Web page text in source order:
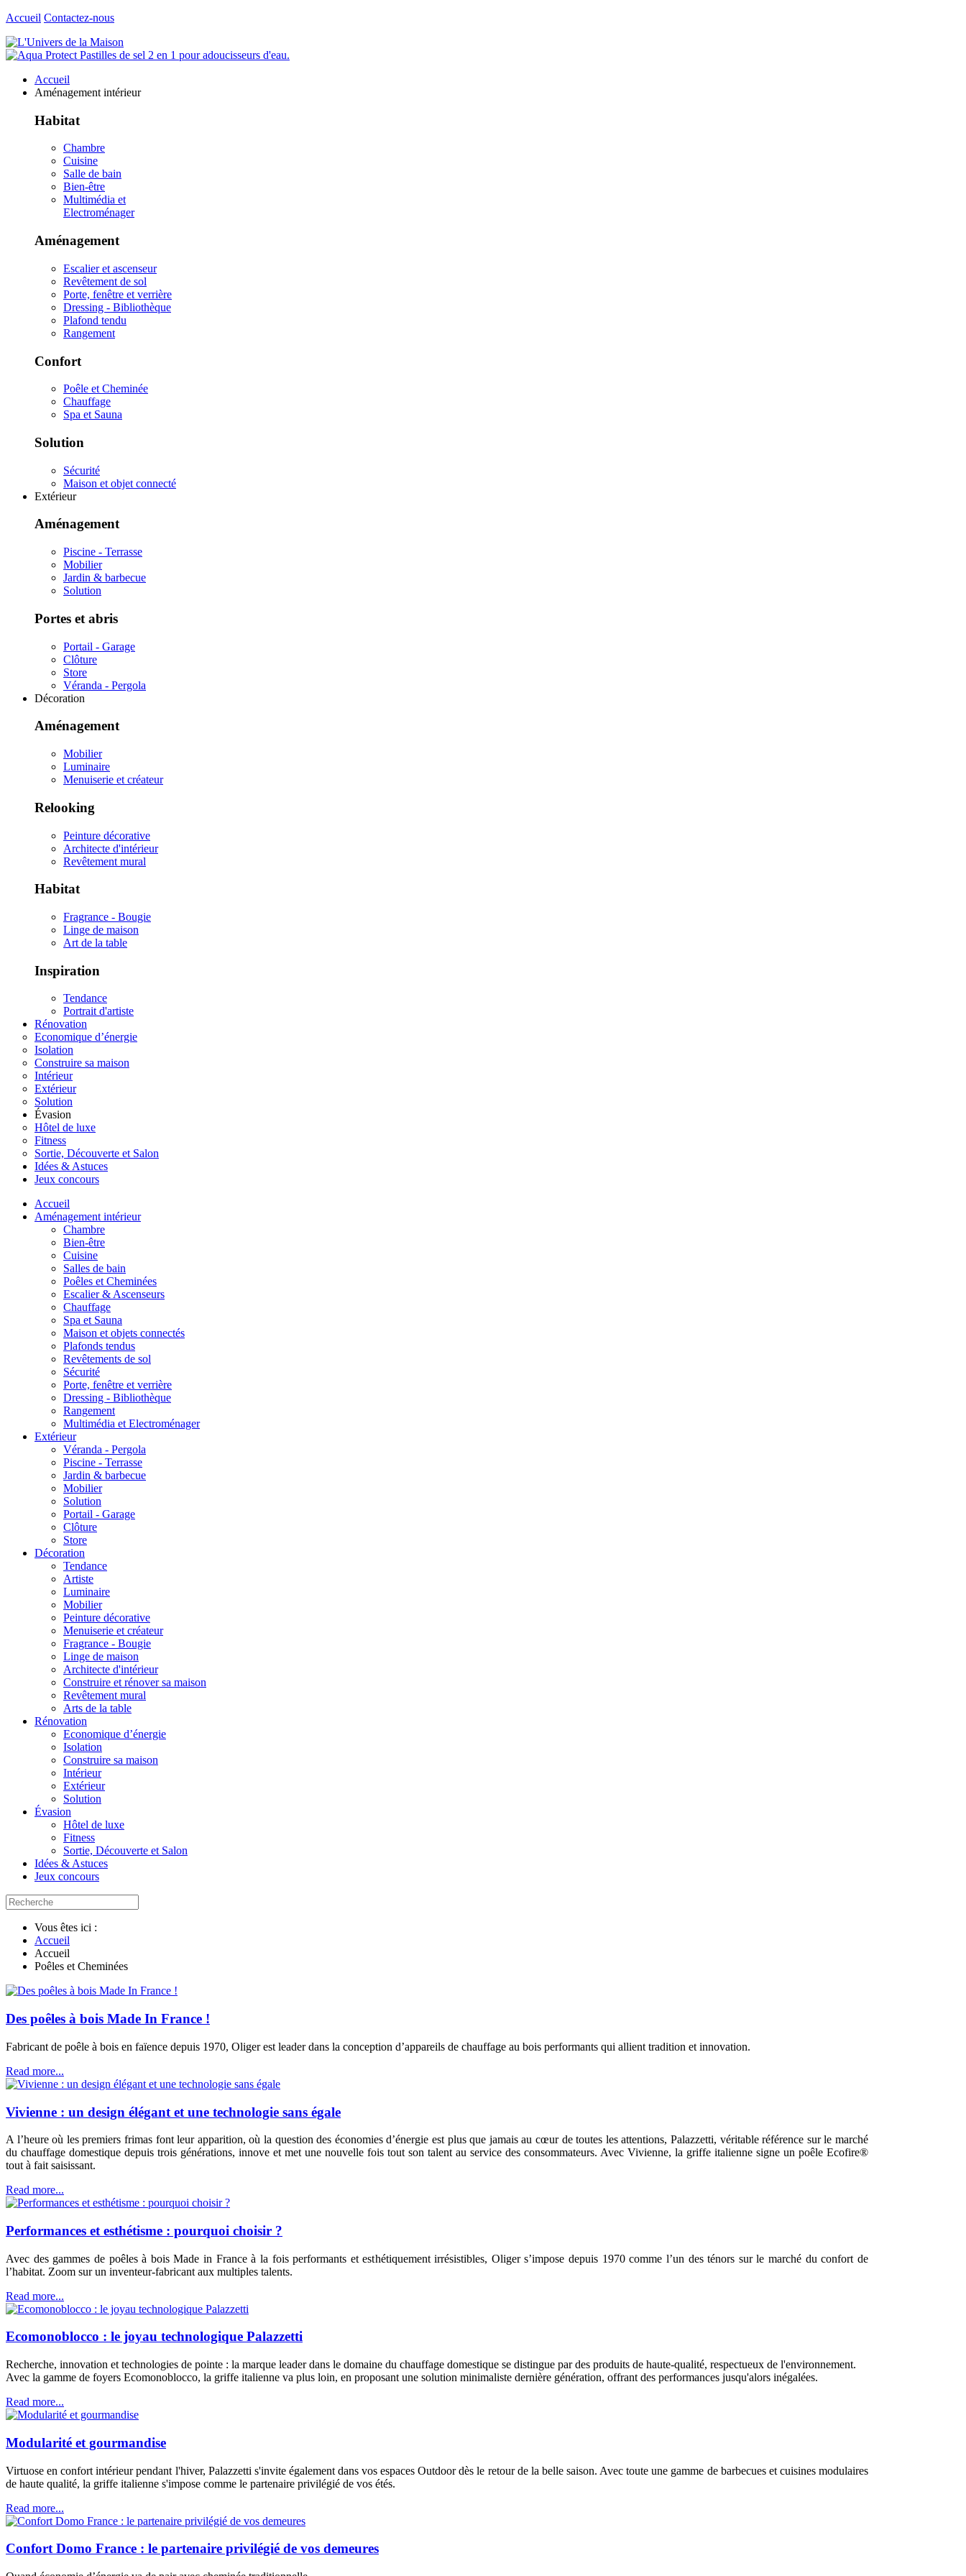
Accueil Contactez-nous
Accueil
Aménagement intérieur
Habitat
Chambre
Cuisine
Salle de bain
Bien-être
Multimédia et
Electroménager
Aménagement
Escalier et ascenseur
Revêtement de sol
Porte, fenêtre et verrière
Dressing - Bibliothèque
Plafond tendu
Rangement
Confort
Poêle et Cheminée
Chauffage
Spa et Sauna
Solution
Sécurité
Maison et objet connecté
Extérieur
Aménagement
Piscine - Terrasse
Mobilier
Jardin & barbecue
Solution
Portes et abris
Portail - Garage
Clôture
Store
Véranda - Pergola
Décoration
Aménagement
Mobilier
Luminaire
Menuiserie et créateur
Relooking
Peinture décorative
Architecte d'intérieur
Revêtement mural
Habitat
Fragrance - Bougie
Linge de maison
Art de la table
Inspiration
Tendance
Portrait d'artiste
Rénovation
Economique d’énergie
Isolation
Construire sa maison
Intérieur
Extérieur
Solution
Évasion
Hôtel de luxe
Fitness
Sortie, Découverte et Salon
Idées & Astuces
Jeux concours
Accueil
Aménagement intérieur
Chambre
Bien-être
Cuisine
Salles de bain
Poêles et Cheminées
Escalier & Ascenseurs
Chauffage
Spa et Sauna
Maison et objets connectés
Plafonds tendus
Revêtements de sol
Sécurité
Porte, fenêtre et verrière
Dressing - Bibliothèque
Rangement
Multimédia et Electroménager
Extérieur
Véranda - Pergola
Piscine - Terrasse
Jardin & barbecue
Mobilier
Solution
Portail - Garage
Clôture
Store
Décoration
Tendance
Artiste
Luminaire
Mobilier
Peinture décorative
Menuiserie et créateur
Fragrance - Bougie
Linge de maison
Architecte d'intérieur
Construire et rénover sa maison
Revêtement mural
Arts de la table
Rénovation
Economique d’énergie
Isolation
Construire sa maison
Intérieur
Extérieur
Solution
Évasion
Hôtel de luxe
Fitness
Sortie, Découverte et Salon
Idées & Astuces
Jeux concours
Vous êtes ici :
Accueil
Accueil
Poêles et Cheminées
Des poêles à bois Made In France !
Fabricant de poêle à bois en faïence depuis 1970, Oliger est leader dans la conception d’appareils de chauffage au bois performants qui allient tradition et innovation.
Read more...
Vivienne : un design élégant et une technologie sans égale
A l’heure où les premiers frimas font leur apparition, où la question des économies d’énergie est plus que jamais au cœur de toutes les attentions, Palazzetti, véritable référence sur le marché
du chauffage domestique depuis trois générations, innove et met une nouvelle fois tout son talent au service des consommateurs. Avec Vivienne, la griffe italienne signe un poêle Ecofire®
tout à fait saisissant.
Read more...
Performances et esthétisme : pourquoi choisir ?
Avec des gammes de poêles à bois Made in France à la fois performants et esthétiquement irrésistibles, Oliger s’impose depuis 1970 comme l’un des ténors sur le marché du confort de
l’habitat. Zoom sur un inventeur-fabricant aux multiples talents.
Read more...
Ecomonoblocco : le joyau technologique Palazzetti
Recherche, innovation et technologies de pointe : la marque leader dans le domaine du chauffage domestique se distingue par des produits de haute-qualité, respectueux de l'environnement.
Avec la gamme de foyers Ecomonoblocco, la griffe italienne va plus loin, en proposant une solution minimaliste dernière génération, offrant des performances jusqu'alors inégalées.
Read more...
Modularité et gourmandise
Virtuose en confort intérieur pendant l'hiver, Palazzetti s'invite également dans vos espaces Outdoor dès le retour de la belle saison. Avec toute une gamme de barbecues et cuisines modulaires
de haute qualité, la griffe italienne s'impose comme le partenaire privilégié de vos étés.
Read more...
Confort Domo France : le partenaire privilégié de vos demeures